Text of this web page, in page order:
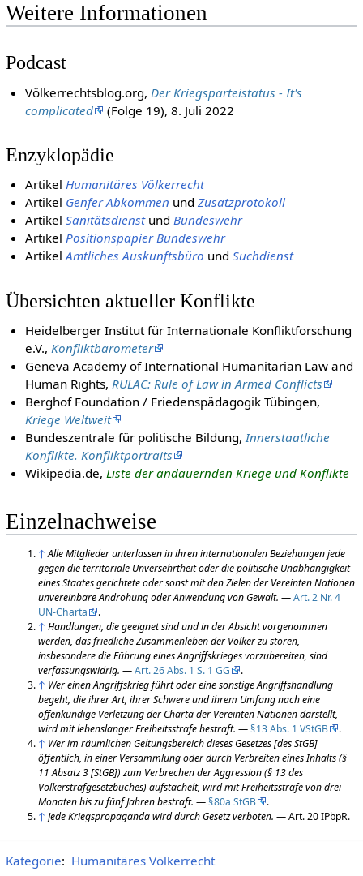
Weitere Informationen
Podcast
Völkerrechtsblog.org, Der Kriegsparteistatus - It's
complicated
(Folge 19), 8. Juli 2022
Enzyklopädie
ArtikelHumanitäres Völkerrecht
Artikel Genfer Abkommen undZusatzprotokoll
ArtikelSanitätsdienstundBundeswehr
ArtikelPositionspapier Bundeswehr
ArtikelAmtliches Auskunftsbüro undSuchdienst
Übersichten aktueller Konflikte
Heidelberger Institut für Internationale Konfliktforschung
e.V., Konfliktbarometer
Geneva Academy of International Humanitarian Law and
Human Rights, RULAC: Rule of Law in Armed Conflicts
Berghof Foundation / Friedenspädagogik Tübingen,
Kriege Weltweit
Bundeszentrale für politische Bildung, Innerstaatliche
Konflikte. Konfliktportraits
Wikipedia.de, Liste der andauernden Kriege und Konflikte
Einzelnachweise
↑ Alle Mitglieder unterlassen in ihren internationalen Beziehungen jede
gegen die territoriale Unversehrtheit oder die politische Unabhängigkeit
eines Staates gerichtete oder sonst mit den Zielen der Vereinten Nationen
unvereinbare Androhung oder Anwendung von Gewalt. —Art. 2 Nr. 4
UN-Charta
.
↑ Handlungen, die geeignet sind und in der Absicht vorgenommen
werden, das friedliche Zusammenleben der Völker zu stören,
insbesondere die Führung eines Angriffskrieges vorzubereiten, sind
verfassungswidrig. —Art. 26 Abs. 1 S. 1 GG
.
↑ Wer einen Angriffskrieg führt oder eine sonstige Angriffshandlung
begeht, die ihrer Art, ihrer Schwere und ihrem Umfang nach eine
offenkundige Verletzung der Charta der Vereinten Nationen darstellt,
wird mit lebenslanger Freiheitsstrafe bestraft. —§ 13 Abs. 1 VStGB
.
↑ Wer im räumlichen Geltungsbereich dieses Gesetzes [des StGB]
öffentlich, in einer Versammlung oder durch Verbreiten eines Inhalts (§
11 Absatz 3 [StGB]) zum Verbrechen der Aggression (§ 13 des
Völkerstrafgesetzbuches) aufstachelt, wird mit Freiheitsstrafe von drei
Monaten bis zu fünf Jahren bestraft. —§ 80a StGB
.
↑ Jede Kriegspropaganda wird durch Gesetz verboten. — Art. 20 IPbpR.
Kategorie: Humanitäres Völkerrecht